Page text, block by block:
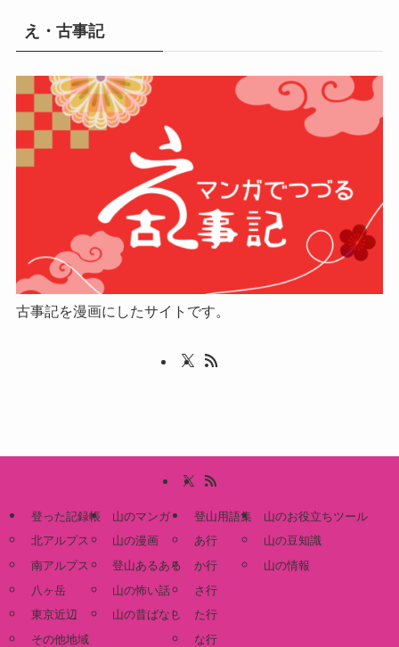
え・古事記
古事記を漫画にしたサイトです。
登った記録帳
北アルプス
南アルプス
八ヶ岳
東京近辺
その他地域
山のマンガ
山の漫画
登山あるある
山の怖い話
山の昔ばなし
登山用語集
あ行
か行
さ行
た行
な行
山のお役立ちツール
山の豆知識
山の情報